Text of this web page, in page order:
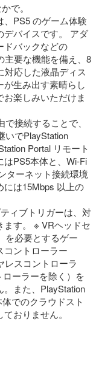
で。
、PS5 のゲーム体験
デバイスです。 アダ
ドバックなどの
主要な機能を備え、8
対応した液晶ディス
生み出す素晴らし
楽しみいただけま
接続することで、
いでPlayStation
Portal リモート
PS5本体と、Wi-Fi
ターネット接続環境
には15Mbps 以上の
ィブトリガーは、対
ます。 ※ VRヘッドセ
を必要とするゲー
コントローラー
レスコントローラ
ーラーを除く）を
また、PlayStation
でのクラウドスト
おりません。